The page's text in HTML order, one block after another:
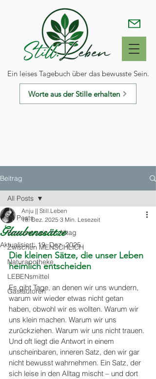
Ein leises Tagebuch über das bewusste Sein.
Worte aus der Stille erhalten
Beitrag
All Posts
Bewusst:sein im Alltag
Zwischen MENSCHLICH
Naturapotheke
LEBENsmittel
Gastautoren
All Posts
Glaubenssätze
Anju || Still.Leben
18. Dez. 2025 3 Min. Lesezeit
Aktualisiert:19. Dez. 2025
Die kleinen Sätze, die unser Leben
heimlich entscheiden
Es gibt Tage, an denen wir uns wundern,
warum wir wieder etwas nicht getan
haben, obwohl wir es wollten. Warum wir
uns klein machen. Warum wir uns
zurückziehen. Warum wir uns nicht trauen.
Und oft liegt die Antwort in einem
unscheinbaren, inneren Satz, den wir gar
nicht bewusst wahrnehmen. Ein Satz, der
sich leise in den Alltag mischt – und dort